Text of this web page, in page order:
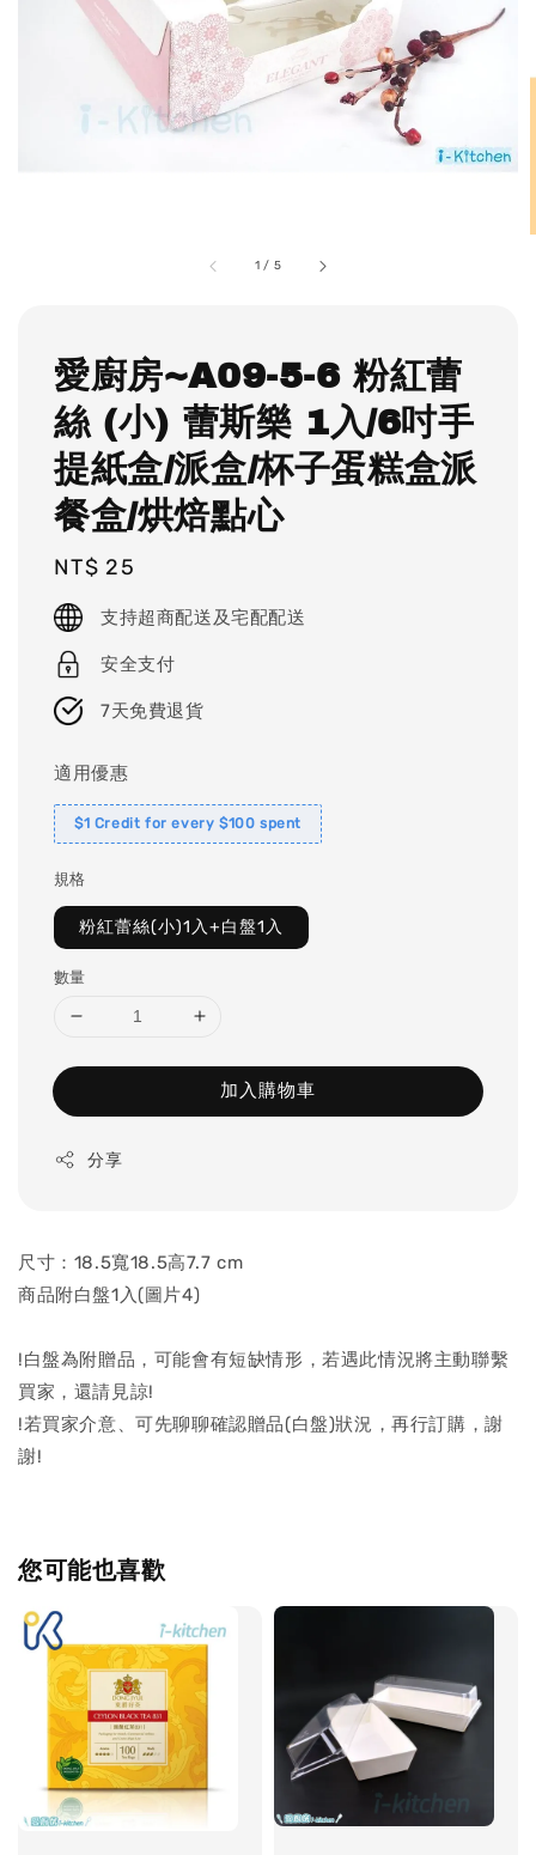
1 / 5
愛廚房~A09-5-6 粉紅蕾
絲 (小) 蕾斯樂 1入/6吋手
提紙盒/派盒/杯子蛋糕盒派
餐盒/烘焙點心
Regular
price
NT$ 25
支持超商配送及宅配配送
安全支付
7天免費退貨
適用優惠
$1 Credit for every $100 spent
規格
粉紅蕾絲(小)1入+白盤1入
數量
加入購物車
分享
尺寸：18.5寬18.5高7.7 cm
商品附白盤1入(圖片4)
!白盤為附贈品，可能會有短缺情形，若遇此情況將主動聯繫
買家，還請見諒!
!若買家介意、可先聊聊確認贈品(白盤)狀況，再行訂購，謝
謝!
您可能也喜歡